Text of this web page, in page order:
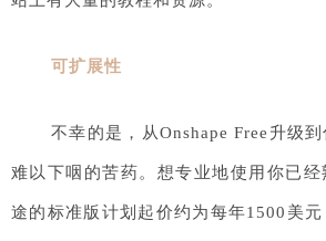
可扩展性
不幸的是，从Onshape Free升级
难以下咽的苦药。想专业地使用你已经
途的标准版计划起价约为每年1500美